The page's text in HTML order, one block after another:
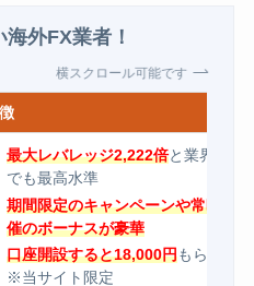
外FX業者！
横スクロール可能です
最大レバレッジ2,222倍と業界内
でも最高水準
期間限定のキャンペーンや常時開
催のボーナスが豪華
口座開設すると18,000円もらえる
※当サイト限定